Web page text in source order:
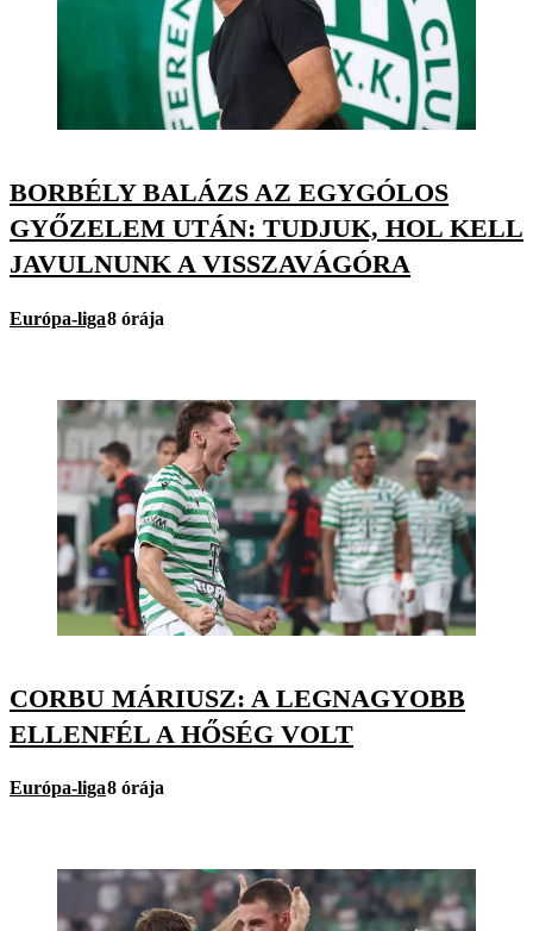
BORBÉLY BALÁZS AZ EGYGÓLOS
GYŐZELEM UTÁN: TUDJUK, HOL KELL
JAVULNUNK A VISSZAVÁGÓRA
Európa-liga8 órája
CORBU MÁRIUSZ: A LEGNAGYOBB
ELLENFÉL A HŐSÉG VOLT
Európa-liga8 órája